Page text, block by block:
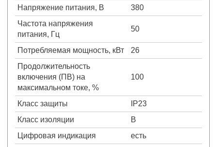
Напряжение питания, В
380
Частота напряжения
питания, Гц
50
Потребляемая мощность, кВт
26
Продолжительность
включения (ПВ) на
максимальном токе, %
100
Класс защиты
IP23
Класс изоляции
В
Цифровая индикация
есть